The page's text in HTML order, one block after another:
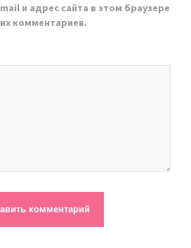
и адрес сайта в этом браузере
комментариев.